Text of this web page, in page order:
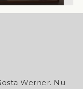
Werner. Nu